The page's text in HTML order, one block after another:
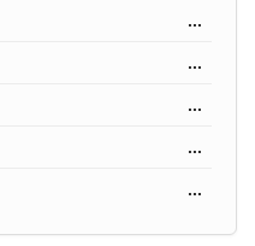
...
...
...
...
...